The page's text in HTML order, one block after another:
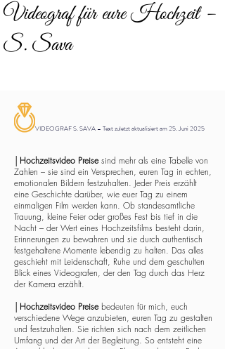
Videograf für eure Hochzeit –
S. Sava
VIDEOGRAF S. SAVA – Text zuletzt aktualisiert am 25. Juni 2025
Hochzeitsvideo Preisesind mehr als eine Tabelle von
Zahlen – sie sind ein Versprechen, euren Tag in echten,
emotionalen Bildern festzuhalten. Jeder Preis erzählt
eine Geschichte darüber, wie euer Tag zu einem
einmaligen Film werden kann. Ob standesamtliche
Trauung, kleine Feier oder großes Fest bis tief in die
Nacht – der Wert eines Hochzeitsfilms besteht darin,
Erinnerungen zu bewahren und sie durch authentisch
festgehaltene Momente lebendig zu halten. Das alles
geschieht mit Leidenschaft, Ruhe und dem geschulten
Blick eines Videografen, der den Tag durch das Herz
der Kamera erzählt.
Hochzeitsvideo Preisebedeuten für mich, euch
verschiedene Wege anzubieten, euren Tag zu gestalten
und festzuhalten. Sie richten sich nach dem zeitlichen
Umfang und der Art der Begleitung. So entsteht eine